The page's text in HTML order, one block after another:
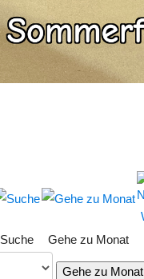
Suche Gehe zu Monat
Gehe zu Monat